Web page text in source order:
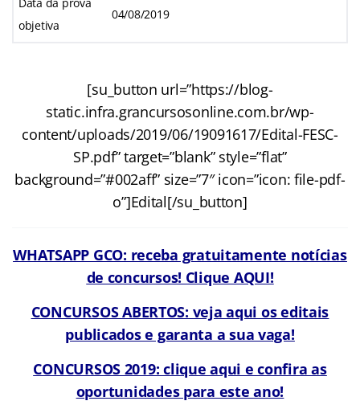
objetiva
04/08/2019
[su_button url=”https://blog-
static.infra.grancursosonline.com.br/wp-
content/uploads/2019/06/19091617/Edital-FESC-
SP.pdf” target=”blank” style=”flat”
background=”#002aff” size=”7″ icon=”icon: file-pdf-
o”]Edital[/su_button]
WHATSAPP GCO: receba gratuitamente notícias
de concursos! Clique AQUI!
CONCURSOS ABERTOS: veja aqui os editais
publicados e garanta a sua vaga!
CONCURSOS 2019: clique aqui e confira as
oportunidades para este ano!